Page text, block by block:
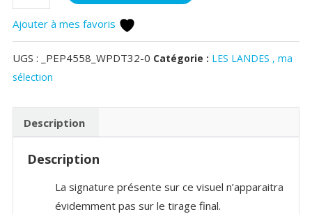
de
Cap
de
l'Homy
-
Ajouter à mes favoris
UGS : _PEP4558_WPDT32-0 Catégorie : LES LANDES , ma
sélection
Description
Description
La signature présente sur ce visuel n’apparaitra
évidemment pas sur le tirage final.